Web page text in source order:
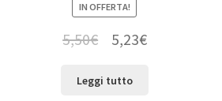
IN OFFERTA!
5,50€ 5,23€
Leggi tutto